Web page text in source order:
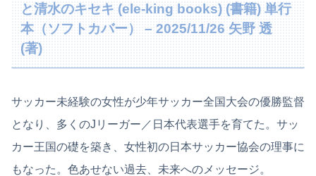
と清水のキセキ (ele-king books) (書籍) 単行
本（ソフトカバー） – 2025/11/26 矢野 透
(著)
サッカー未経験の女性が少年サッカー全国大会の優勝監督
となり、多くのJリーガー／日本代表選手を育てた。サッ
カー王国の礎を築き、女性初の日本サッカー協会の理事に
もなった。色あせない過去、未来へのメッセージ。